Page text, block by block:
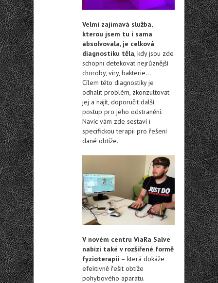
Velmi zajímavá služba,
kterou jsem tu i sama
absolvovala, je celková
diagnostiku těla, kdy jsou zde
schopni detekovat nejrůznější
choroby, viry, bakterie…
Cílem této diagnostiky je
odhalit problém, zkonzultovat
jej a najít, doporučit další
postup pro jeho odstranění.
Navíc vám zde sestaví i
specifickou terapii pro řešení
dané obtíže.
V novém centru ViaRa Salve
nabízí také v rozšířené formě
fyzioterapii – která dokáže
efektivně řešit obtíže
pohybového aparátu.